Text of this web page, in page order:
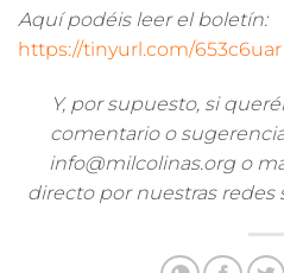
Aquí podéis leer el boletín:
https://tinyurl.com/653c6uar
Y, por supuesto, si
comentario o
info@milcolinas.org o
directo por nuestras redes